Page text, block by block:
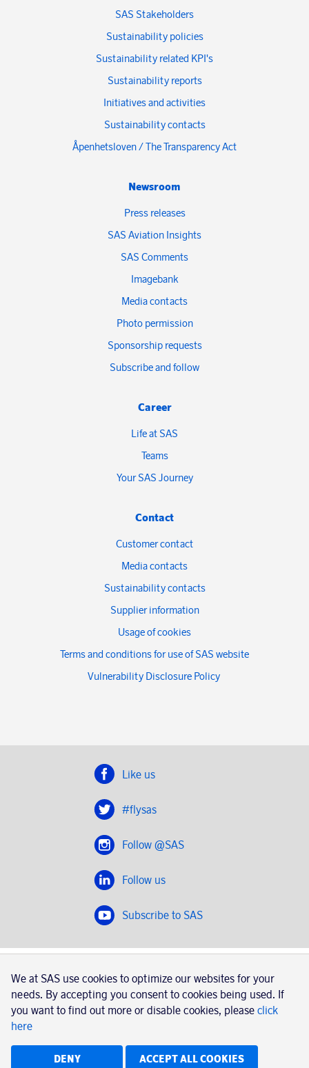
SAS Stakeholders
Sustainability policies
Sustainability related KPI's
Sustainability reports
Initiatives and activities
Sustainability contacts
Åpenhetsloven / The Transparency Act
Newsroom
Press releases
SAS Aviation Insights
SAS Comments
Imagebank
Media contacts
Photo permission
Sponsorship requests
Subscribe and follow
Career
Life at SAS
Teams
Your SAS Journey
Contact
Customer contact
Media contacts
Sustainability contacts
Supplier information
Usage of cookies
Terms and conditions for use of SAS website
Vulnerability Disclosure Policy
Like us
#flysas
Follow @SAS
Follow us
Subscribe to SAS
SAS 2020
SAS AB, registration number 556606-8499, SE-195 87
Stockholm, Sweden
Usage of cookies
We at SAS use cookies to optimize our websites for your
needs. By accepting you consent to cookies being used. If
you want to find out more or disable cookies, please click
here
DENY ACCEPT ALL COOKIES